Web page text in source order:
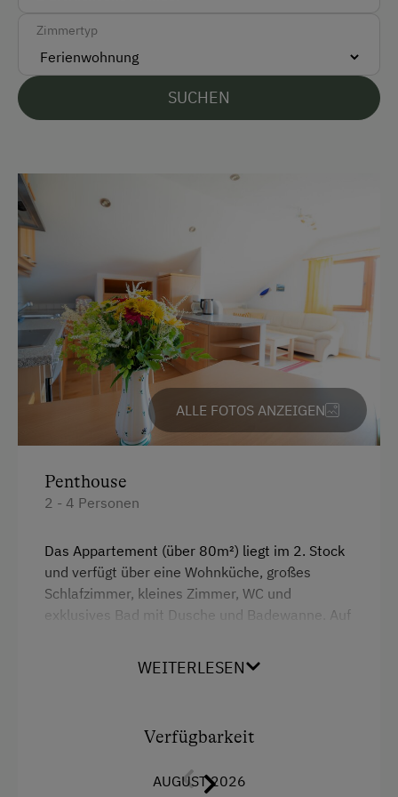
Deutsch
Am Betrieb
Familienanschluss
Garten/Wiese
Hausgarten
Hofeigene Produkte
Mithilfe am Hof
Pauschalangebote
Schnapsverkostung
Spielgefährten
Traktorfahrten
Kinder-Ausstattung
Kinder sind willkommen
Zimmertyp
SUCHEN
ALLE FOTOS ANZEIGEN
Penthouse
2 - 4 Personen
Das Appartement (über 80m²) liegt im 2. Stock
und verfügt über eine Wohnküche, großes
Schlafzimmer, kleines Zimmer, WC und
exklusives Bad mit Dusche und Badewanne. Auf
Ausblick auf das Almtal und Tote Gebirge.
Ausstattung Panoramablick:
WEITERLESEN
Verfügbarkeit
AUGUST 2026